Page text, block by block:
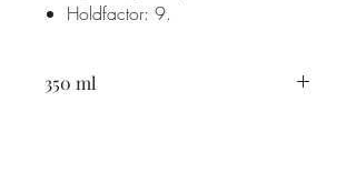
Holdfactor: 9.
350 ml